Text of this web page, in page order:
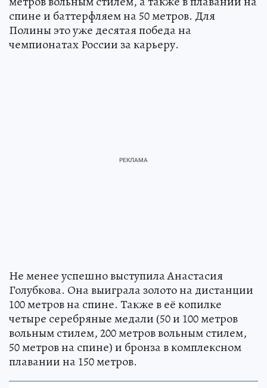
спине и баттерфляем на 50 метров. Для
Полины это уже десятая победа на
чемпионатах России за карьеру.
Не менее успешно выступила Анастасия
Голубкова. Она выиграла золото на дистанции
100 метров на спине. Также в её копилке
четыре серебряные медали (50 и 100 метров
вольным стилем, 200 метров вольным стилем,
50 метров на спине) и бронза в комплексном
плавании на 150 метров.